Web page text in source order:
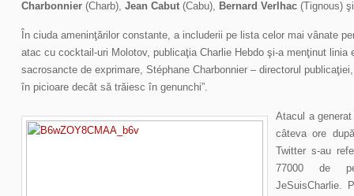
Charbonnier (Charb), Jean Cabut (Cabu), Bernard Verlhac (Tignous) şi
În ciuda ameninţărilor constante, a includerii pe lista celor mai vânate
atac cu cocktail-uri Molotov, publicaţia Charlie Hebdo şi-a menţinut linia
sacrosancte de exprimare, Stéphane Charbonnier – directorul
în picioare decât să trăiesc în genunchi”.
Atacul a
câteva ore
Twitter s-au
77000 de
JeSuisCharlie.